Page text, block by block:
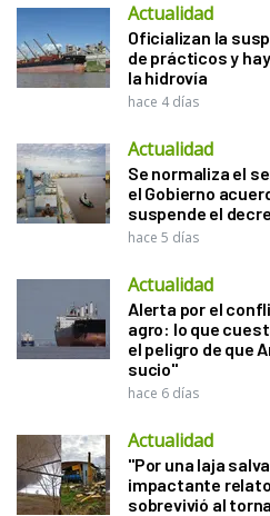
Actualidad
Oficializan la
de prácticos y
la hidrovía
hace 4 días
Actualidad
Se normaliza el
el Gobierno
suspende el
hace 5 días
Actualidad
Alerta por el
agro: lo que
el peligro de que
sucio"
hace 6 días
Actualidad
"Por una laja
impactante
sobrevivió al